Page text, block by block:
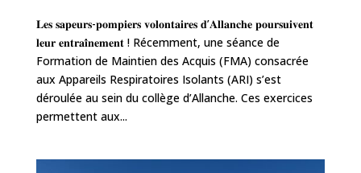
𝐋𝐞𝐬 𝐬𝐚𝐩𝐞𝐮𝐫𝐬-𝐩𝐨𝐦𝐩𝐢𝐞𝐫𝐬 𝐯𝐨𝐥𝐨𝐧𝐭𝐚𝐢𝐫𝐞𝐬 𝐝’𝐀𝐥𝐥𝐚𝐧𝐜𝐡𝐞 𝐩𝐨𝐮𝐫𝐬𝐮𝐢𝐯𝐞𝐧𝐭
𝐥𝐞𝐮𝐫 𝐞𝐧𝐭𝐫𝐚𝐢̂𝐧𝐞𝐦𝐞𝐧𝐭 ! Récemment, une séance de
Formation de Maintien des Acquis (FMA) consacrée
aux Appareils Respiratoires Isolants (ARI) s’est
déroulée au sein du collège d’Allanche. Ces exercices
permettent aux...